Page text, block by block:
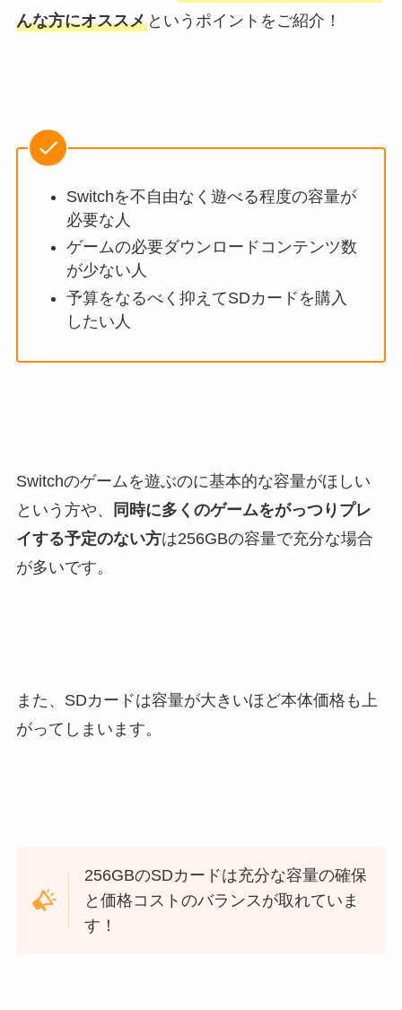
んな方にオススメというポイントをご紹介！
Switchを不自由なく遊べる程度の容量が
必要な人
ゲームの必要ダウンロードコンテンツ数
が少ない人
予算をなるべく抑えてSDカードを購入
したい人
Switchのゲームを遊ぶのに基本的な容量がほしい
という方や、
同時に多くのゲームをがっつりプレ
イする予定のない方は256GBの容量で充分な場合
が多いです。
また、SDカードは容量が大きいほど本体価格も上
がってしまいます。
256GBのSDカードは充分な容量の確保
と価格コストのバランスが取れていま
す！